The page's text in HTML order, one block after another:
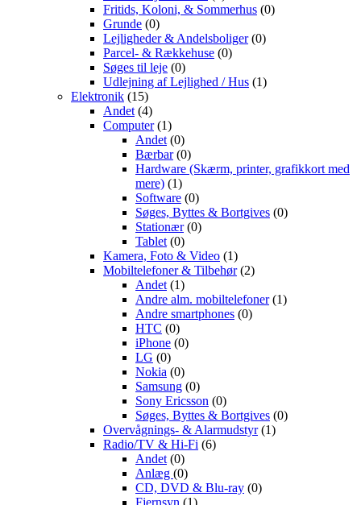
Fritids, Koloni, & Sommerhus (0)
Grunde (0)
Lejligheder & Andelsboliger(0)
Parcel- & Rækkehuse (0)
Søges til leje (0)
Udlejning af Lejlighed / Hus (1)
Elektronik (15)
Andet (4)
Computer(1)
Andet (0)
Bærbar(0)
Hardware (Skærm, printer, grafikkort med
mere) (1)
Software (0)
Søges, Byttes & Bortgives (0)
Stationær(0)
Tablet (0)
Kamera, Foto & Video (1)
Mobiltelefoner & Tilbehør(2)
Andet (1)
Andre alm. mobiltelefoner(1)
Andre smartphones (0)
HTC (0)
iPhone (0)
LG (0)
Nokia (0)
Samsung (0)
Sony Ericsson (0)
Søges, Byttes & Bortgives (0)
Overvågnings- & Alarmudstyr(1)
Radio/TV & Hi-Fi (6)
Andet (0)
Anlæg (0)
CD, DVD & Blu-ray (0)
Fjernsyn (1)